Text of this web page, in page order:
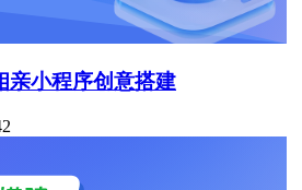
亲小程序创意搭建